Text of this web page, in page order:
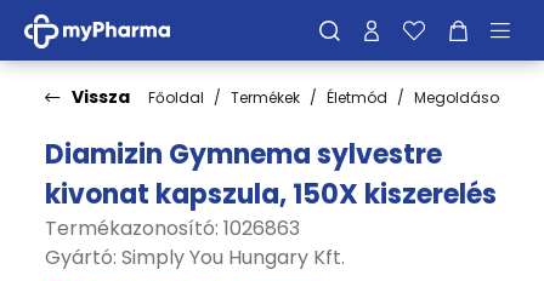
Vissza Főoldal Termékek Életmód Megoldások
Diamizin Gymnema sylvestre
kivonat kapszula, 150X kiszerelés
Termékazonosító: 1026863
Gyártó: Simply You Hungary Kft.